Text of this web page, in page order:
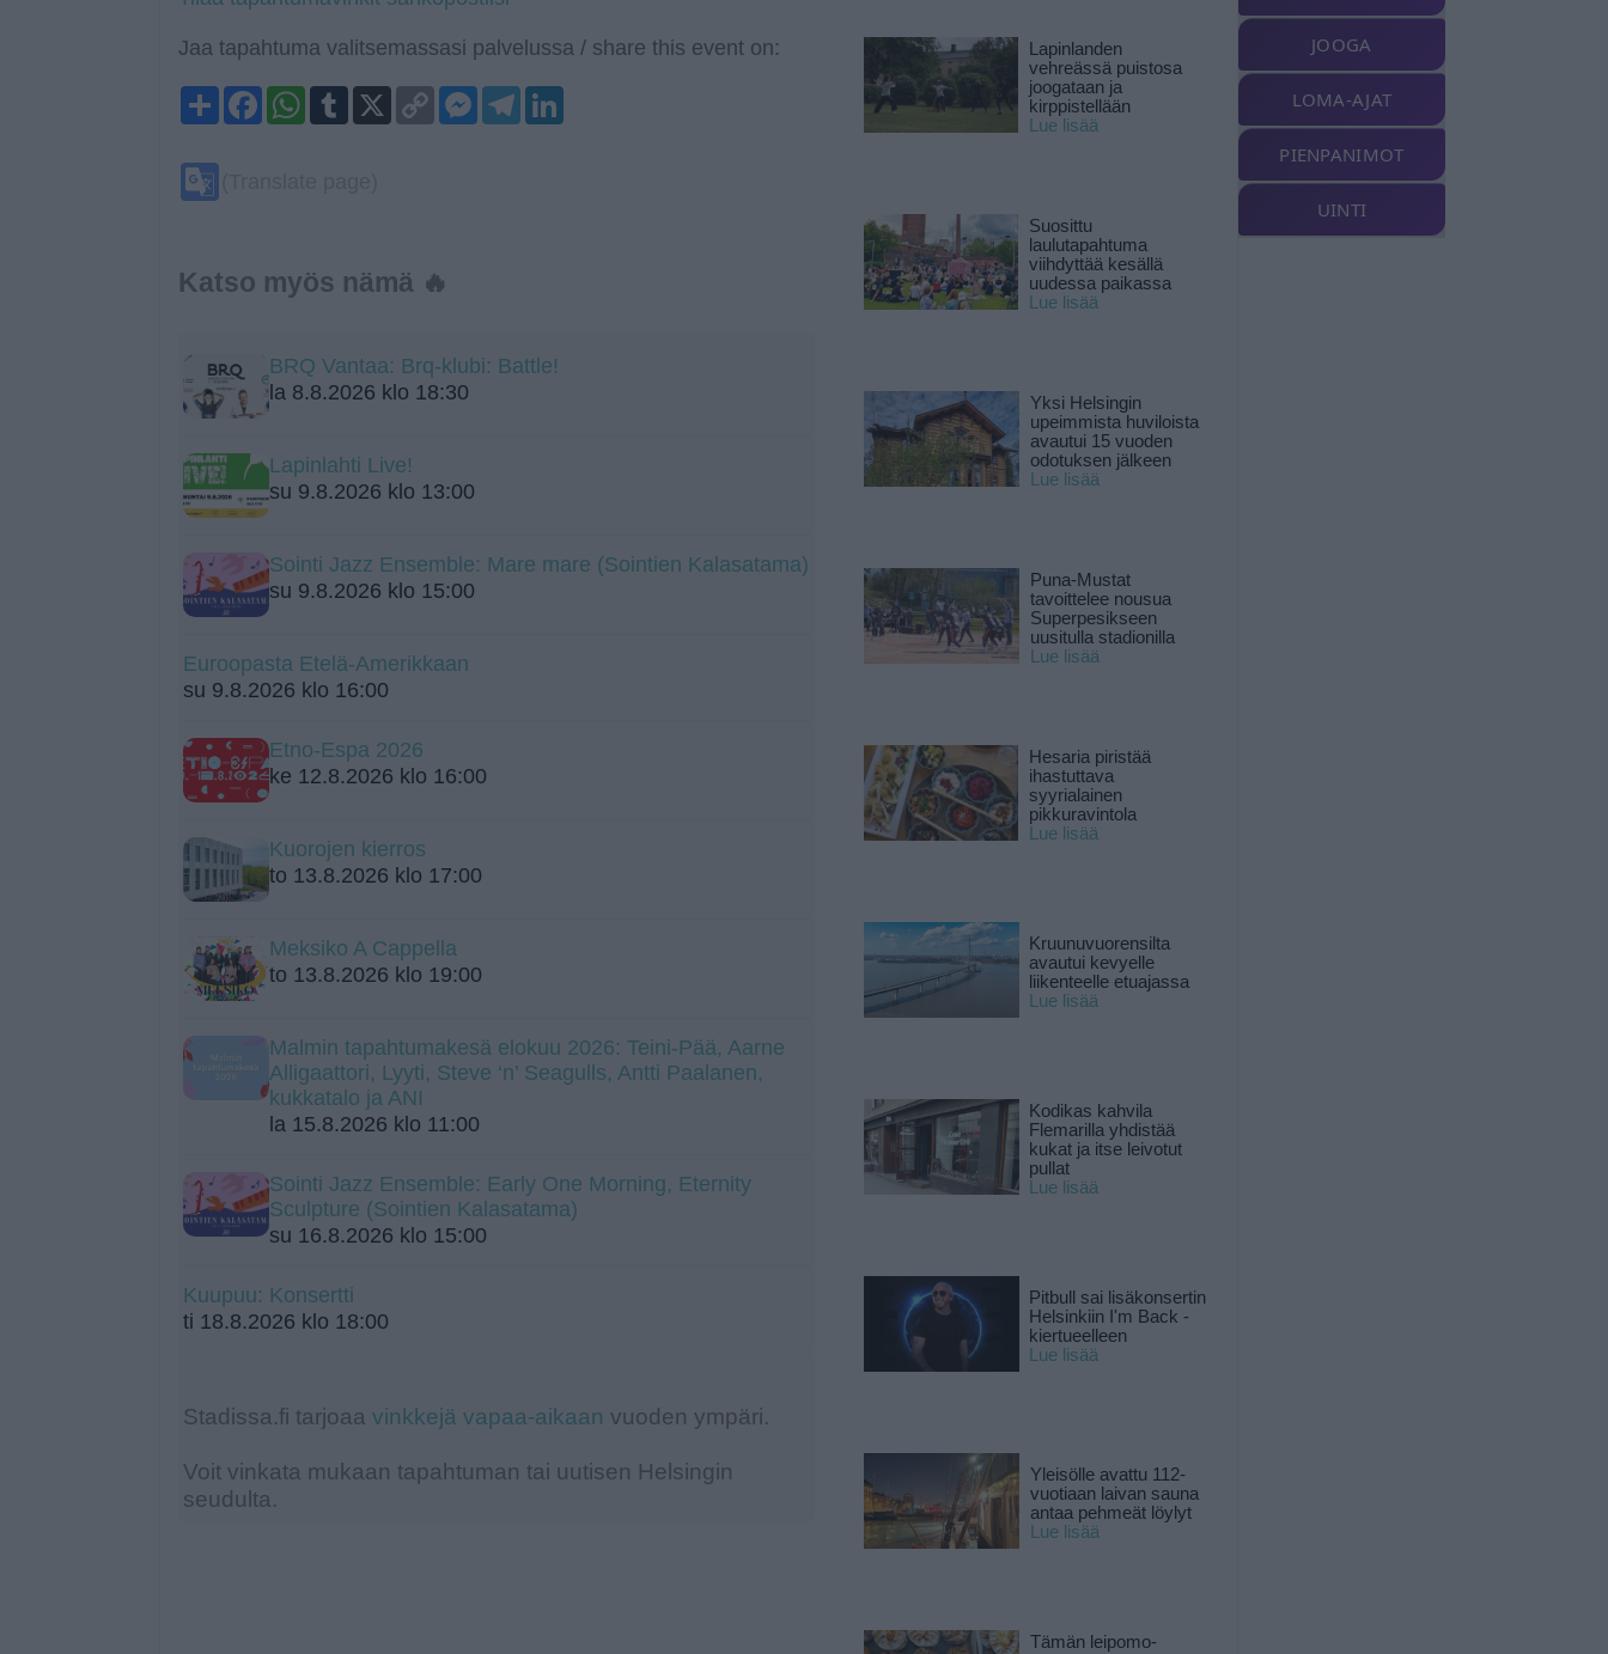
Jaa tapahtuma valitsemassasi palvelussa / share this event on:
ShareFacebook
WhatsApp
Tumblr
Copy
Link
Messenger
Telegram
Katso myös nämä 🔥
BRQ Vantaa: Brq-klubi: Battle!
la 8.8.2026 klo 18:30
Lapinlahti Live!
su 9.8.2026 klo 13:00
Sointi Jazz Ensemble: Mare mare (Sointien Kalasatama)
su 9.8.2026 klo 15:00
Euroopasta Etelä-Amerikkaan
su 9.8.2026 klo 16:00
Etno-Espa 2026
ke 12.8.2026 klo 16:00
Kuorojen kierros
to 13.8.2026 klo 17:00
Meksiko A Cappella
to 13.8.2026 klo 19:00
Malmin tapahtumakesä elokuu 2026: Teini-Pää, Aarne
Alligaattori, Lyyti, Steve ‘n’ Seagulls, Antti Paalanen,
kukkatalo ja ANI
la 15.8.2026 klo 11:00
Sointi Jazz Ensemble: Early One Morning, Eternity
Sculpture (Sointien Kalasatama)
su 16.8.2026 klo 15:00
Kuupuu: Konsertti
ti 18.8.2026 klo 18:00
Stadissa.fi tarjoaa vinkkejä vapaa-aikaan vuoden ympäri.
Voit vinkata mukaan tapahtuman tai uutisen Helsingin
seudulta.
Lapinlanden
vehreässä puistosa
joogataan ja
kirppistellään
Lue lisää
Suosittu
laulutapahtuma
viihdyttää kesällä
uudessa paikassa
Lue lisää
Yksi Helsingin
upeimmista huviloista
avautui 15 vuoden
odotuksen jälkeen
Lue lisää
Puna-Mustat
tavoittelee nousua
Superpesikseen
uusitulla stadionilla
Lue lisää
Hesaria piristää
ihastuttava
syyrialainen
pikkuravintola
Lue lisää
Kruunuvuorensilta
avautui kevyelle
liikenteelle etuajassa
Lue lisää
Kodikas kahvila
Flemarilla yhdistää
kukat ja itse leivotut
pullat
Lue lisää
Pitbull sai lisäkonsertin
Helsinkiin I'm Back -
kiertueelleen
Lue lisää
Yleisölle avattu 112-
vuotiaan laivan sauna
antaa pehmeät löylyt
Lue lisää
Tämän leipomo-
JOOGA
LOMA-AJAT
PIENPANIMOT
UINTI